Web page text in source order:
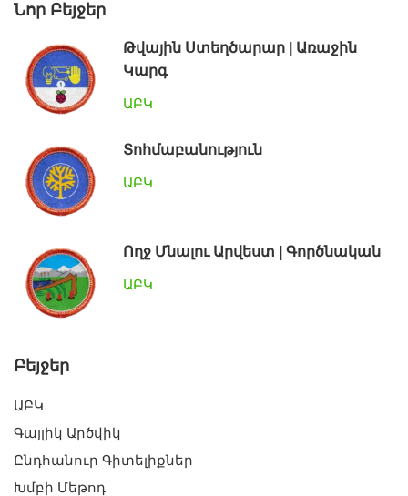
Նոր Բեյջեր
Թվային Ստեղծարար | Առաջին
Կարգ
ԱԲԿ
Տոհմաբանություն
ԱԲԿ
Ողջ Մնալու Արվեստ | Գործնական
ԱԲԿ
Բեյջեր
ԱԲԿ
Գայլիկ Արծվիկ
Ընդհանուր Գիտելիքներ
Խմբի Մեթոդ